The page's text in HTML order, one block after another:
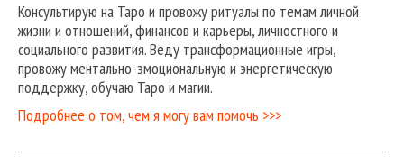
Консультирую на Таро и провожу ритуалы по темам личной
жизни и отношений, финансов и карьеры, личностного и
социального развития. Веду трансформационные игры,
провожу ментально-эмоциональную и энергетическую
поддержку, обучаю Таро и магии.
Подробнее о том, чем я могу вам помочь >>>